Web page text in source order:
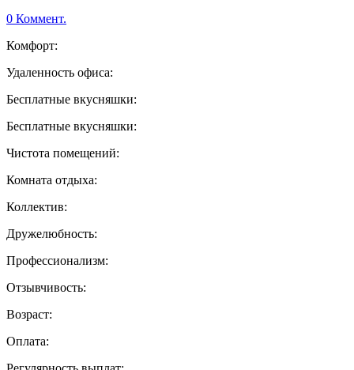
0 Коммент.
Комфорт:
Удаленность офиса:
Бесплатные вкусняшки:
Бесплатные вкусняшки:
Чистота помещений:
Комната отдыха:
Коллектив:
Дружелюбность:
Профессионализм:
Отзывчивость:
Возраст:
Оплата: